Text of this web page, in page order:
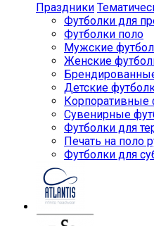
Праздники
Футболки для
Футболки поло
Мужские
Женские
Детские
Корпоративные
Сувенирные
Футболки для
Печать на поло
Футболки для